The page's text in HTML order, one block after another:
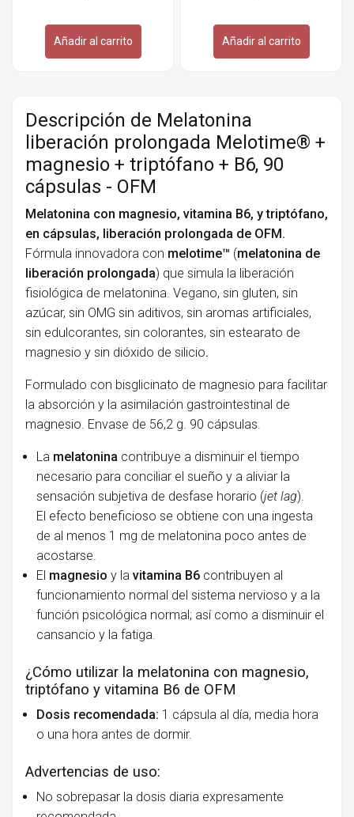
Añadir al carrito Añadir al carrito
Descripción de Melatonina
liberación prolongada Melotime® +
magnesio + triptófano + B6, 90
cápsulas - OFM
Melatonina con magnesio, vitamina B6, y triptófano,
en cápsulas, liberación prolongada de OFM.
Fórmula innovadora con melotime™ (melatonina de
liberación prolongada) que simula la liberación
fisiológica de melatonina. Vegano, sin gluten, sin
azúcar, sin OMG sin aditivos, sin aromas artificiales,
sin edulcorantes, sin colorantes, sin estearato de
magnesio y sin dióxido de silicio.
Formulado con bisglicinato de magnesio para facilitar
la absorción y la asimilación gastrointestinal de
magnesio. Envase de 56,2 g. 90 cápsulas.
La melatonina contribuye a disminuir el tiempo
necesario para conciliar el sueño y a aliviar la
sensación subjetiva de desfase horario (jet lag).
El efecto beneficioso se obtiene con una ingesta
de al menos 1 mg de melatonina poco antes de
acostarse.
El magnesio y la vitamina B6 contribuyen al
funcionamiento normal del sistema nervioso y a la
función psicológica normal; así como a disminuir el
cansancio y la fatiga.
¿Cómo utilizar la melatonina con magnesio,
triptófano y vitamina B6 de OFM
Dosis recomendada: 1 cápsula al día, media hora
o una hora antes de dormir.
Advertencias de uso:
No sobrepasar la dosis diaria expresamente